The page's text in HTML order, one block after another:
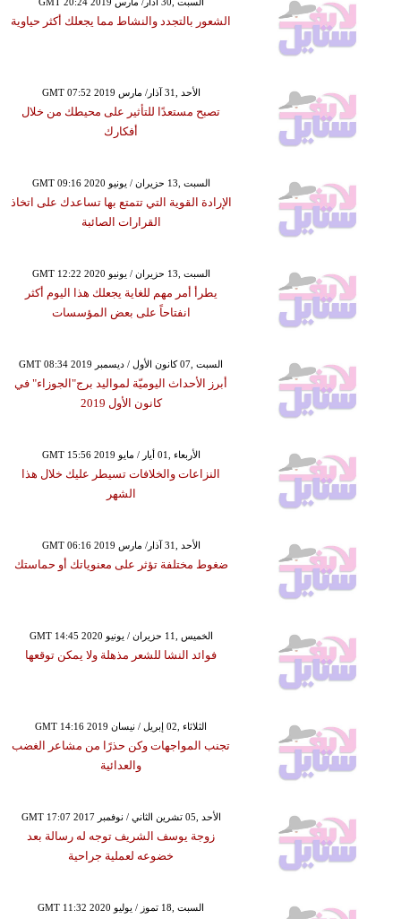
الشعور بالتجدد والنشاط مما يجعلك أكثر حياوية
GMT 07:52 2019 الأحد ,31 آذار/ مارس
تصبح مستعدًا للتأثير على محيطك من خلال
أفكارك
GMT 09:16 2020 السبت ,13 حزيران / يونيو
الإرادة القوية التي تتمتع بها تساعدك على اتخاذ
القرارات الصائبة
GMT 12:22 2020 السبت ,13 حزيران / يونيو
يطرأ أمر مهم للغاية يجعلك هذا اليوم أكثر
انفتاحاً على بعض المؤسسات
GMT 08:34 2019 السبت ,07 كانون الأول / ديسمبر
أبرز الأحداث اليوميّة لمواليد برج"الجوزاء" في
كانون الأول 2019
GMT 15:56 2019 الأربعاء ,01 أيار / مايو
النزاعات والخلافات تسيطر عليك خلال هذا
الشهر
GMT 06:16 2019 الأحد ,31 آذار/ مارس
ضغوط مختلفة تؤثر على معنوياتك أو حماستك
GMT 14:45 2020 الخميس ,11 حزيران / يونيو
فوائد النشا للشعر مذهلة ولا يمكن توقعها
GMT 14:16 2019 الثلاثاء ,02 إبريل / نيسان
تجنب المواجهات وكن حذرًا من مشاعر الغضب
والعدائية
GMT 17:07 2017 الأحد ,05 تشرين الثاني / نوفمبر
زوجة يوسف الشريف توجه له رسالة بعد
خضوعه لعملية جراحية
GMT 11:32 2020 السبت ,18 تموز / يوليو